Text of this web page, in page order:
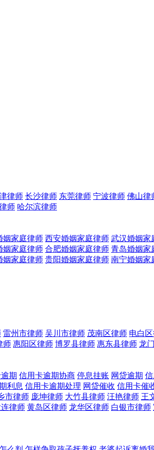
律师 长沙律师 东莞律师 宁波律师 佛山律
师 哈尔滨律师
姻家庭律师 西安婚姻家庭律师 武汉婚姻家
姻家庭律师 合肥婚姻家庭律师 青岛婚姻家
姻家庭律师 贵阳婚姻家庭律师 南宁婚姻家
雷州市律师 吴川市律师 茂南区律师 电白
师 惠阳区律师 博罗县律师 惠东县律师 龙
期 信用卡逾期协商 停息挂账 网贷逾期
利息 信用卡逾期处理 网贷催收 信用卡催
市律师 庞坤律师 大竹县律师 汪艳律师 王
律师 黄岛区律师 龙华区律师 白银市律师